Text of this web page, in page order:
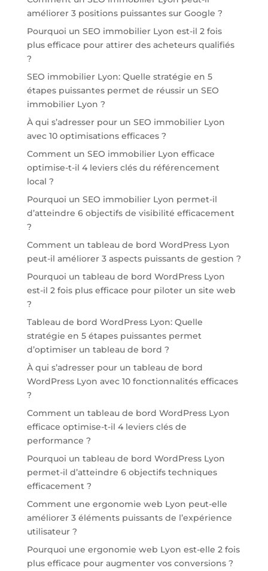
améliorer 3 positions puissantes sur Google ?
Pourquoi un SEO immobilier Lyon est-il 2 fois
plus efficace pour attirer des acheteurs qualifiés
?
SEO immobilier Lyon: Quelle stratégie en 5
étapes puissantes permet de réussir un SEO
immobilier Lyon ?
À qui s’adresser pour un SEO immobilier Lyon
avec 10 optimisations efficaces ?
Comment un SEO immobilier Lyon efficace
optimise-t-il 4 leviers clés du référencement
local ?
Pourquoi un SEO immobilier Lyon permet-il
d’atteindre 6 objectifs de visibilité efficacement
?
Comment un tableau de bord WordPress Lyon
peut-il améliorer 3 aspects puissants de gestion ?
Pourquoi un tableau de bord WordPress Lyon
est-il 2 fois plus efficace pour piloter un site web
?
Tableau de bord WordPress Lyon: Quelle
stratégie en 5 étapes puissantes permet
d’optimiser un tableau de bord ?
À qui s’adresser pour un tableau de bord
WordPress Lyon avec 10 fonctionnalités efficaces
?
Comment un tableau de bord WordPress Lyon
efficace optimise-t-il 4 leviers clés de
performance ?
Pourquoi un tableau de bord WordPress Lyon
permet-il d’atteindre 6 objectifs techniques
efficacement ?
Comment une ergonomie web Lyon peut-elle
améliorer 3 éléments puissants de l’expérience
utilisateur ?
Pourquoi une ergonomie web Lyon est-elle 2 fois
plus efficace pour augmenter vos conversions ?